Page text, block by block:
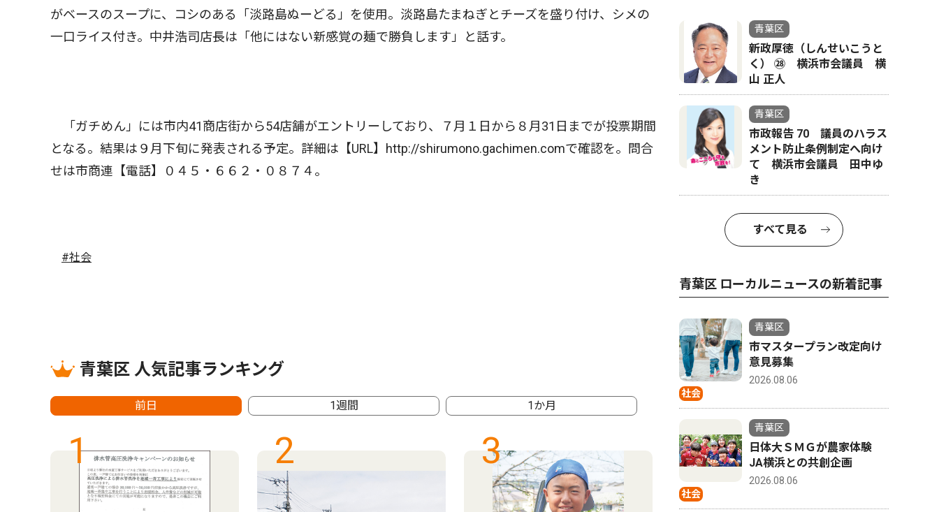
がベースのスープに、コシのある「淡路島ぬーどる」を使用。淡路島たまねぎとチーズを盛り付け、シメの
一口ライス付き。中井浩司店長は「他にはない新感覚の麺で勝負します」と話す。
「ガチめん」には市内41商店街から54店舗がエントリーしており、７月１日から８月31日までが投票期間
となる。結果は９月下旬に発表される予定。詳細は【URL】http://shirumono.gachimen.comで確認を。問合
せは市商連【電話】０４５・６６２・０８７４。
#社会
青葉区 人気記事ランキング
前日 1週間 1か月
1 2 3 4
青葉区
新政厚徳（しんせいこうと
く） ㉘ 横浜市会議員 横
山 正人
青葉区
市政報告 70 議員のハラス
メント防止条例制定へ向け
て 横浜市会議員 田中ゆ
き
すべて見る
青葉区 ローカルニュースの新着記事
社会
青葉区
市マスタープラン改定向け
意見募集
2026.08.06
社会
青葉区
日体大ＳＭＧが農家体験
JA横浜との共創企画
2026.08.06